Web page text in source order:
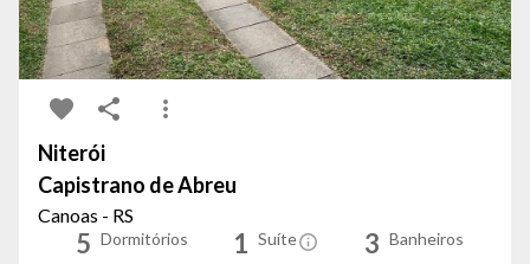
Niterói
Capistrano de Abreu
Canoas - RS
5 Dormitórios 1 Suíte 3 Banheiros